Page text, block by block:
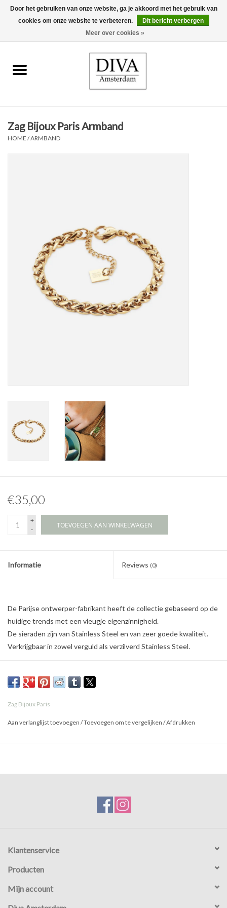
0 Artikelen - €0,00
Oorbellen
Ringen
Cadeaubon
Zag Bijoux Paris Armband
HOME /ARMBAND
€35,00
+
-
TOEVOEGEN AAN WINKELWAGEN
Informatie Reviews (0)
De Parijse ontwerper-fabrikant heeft de collectie gebaseerd op de
huidige trends met een vleugje eigenzinnigheid.
De sieraden zijn van Stainless Steel en van zeer goede kwaliteit.
Verkrijgbaar in zowel verguld als verzilverd Stainless Steel.
Zag Bijoux Paris
Aan verlanglijst toevoegen /Toevoegen om te vergelijken /Afdrukken
Klantenservice
Producten
Mijn account
Door het gebruiken van onze website, ga je akkoord met het gebruik van
cookies om onze website te verbeteren.
Dit bericht verbergen
Meer over cookies »